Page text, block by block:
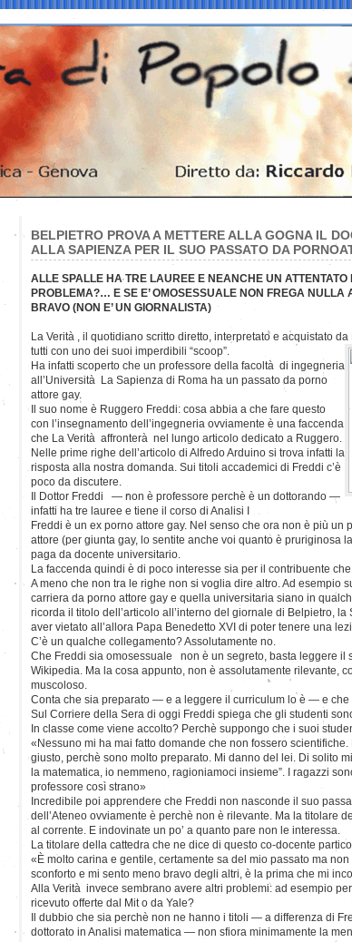
BELPIETRO PROVA A METTERE ALLA GOGNA IL
ALLA SAPIENZA PER IL SUO PASSATO DA
ALLE SPALLE HA TRE LAUREE E NEANCHE UN
PROBLEMA?… E SE E’ OMOSESSUALE NON FREGA NULLA
BRAVO (NON E’ UN GIORNALISTA)
La Verità , il quotidiano scritto diretto, interpretato e acquistato
tutti con uno dei suoi imperdibili “scoop”.
Ha infatti scoperto che un professore della facoltà di ingegneria
all’Università La Sapienza di Roma ha un passato da porno
attore gay.
Il suo nome è Ruggero Freddi: cosa abbia a che fare questo
con l’insegnamento dell’ingegneria ovviamente è una faccenda
che La Verità affronterà nel lungo articolo dedicato a Ruggero.
Nelle prime righe dell’articolo di Alfredo Arduino si trova infatti la
risposta alla nostra domanda. Sui titoli accademici di Freddi c’è
poco da discutere.
Il Dottor Freddi — non è professore perchè è un dottorando —
infatti ha tre lauree e tiene il corso di Analisi I
Freddi è un ex porno attore gay. Nel senso che ora non è più un
attore (per giunta gay, lo sentite anche voi quanto è pruriginosa
paga da docente universitario.
La faccenda quindi è di poco interesse sia per il contribuente
A meno che non tra le righe non si voglia dire altro. Ad esempio
carriera da porno attore gay e quella universitaria siano in
ricorda il titolo dell’articolo all’interno del giornale di Belpietro, la
aver vietato all’allora Papa Benedetto XVI di poter tenere una
C’è un qualche collegamento? Assolutamente no.
Che Freddi sia omosessuale non è un segreto, basta leggere il
Wikipedia. Ma la cosa appunto, non è assolutamente rilevante,
muscoloso.
Conta che sia preparato — e a leggere il curriculum lo è — e che
Sul Corriere della Sera di oggi Freddi spiega che gli studenti
In classe come viene accolto? Perchè suppongo che i suoi
«Nessuno mi ha mai fatto domande che non fossero
giusto, perchè sono molto preparato. Mi danno del lei. Di solito
la matematica, io nemmeno, ragioniamoci insieme”. I ragazzi
professore così strano»
Incredibile poi apprendere che Freddi non nasconde il suo
dell’Ateneo ovviamente è perchè non è rilevante. Ma la titolare
al corrente. E indovinate un po’ a quanto pare non le interessa.
La titolare della cattedra che ne dice di questo co-docente
«È molto carina e gentile, certamente sa del mio passato ma
sconforto e mi sento meno bravo degli altri, è la prima che mi
Alla Verità invece sembrano avere altri problemi: ad esempio
ricevuto offerte dal Mit o da Yale?
Il dubbio che sia perchè non ne hanno i titoli — a differenza di
dottorato in Analisi matematica — non sfiora minimamente la